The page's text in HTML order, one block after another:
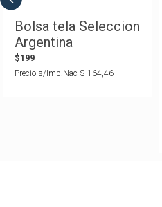
Bolsa tela Seleccion
Argentina
$199
Precio s/Imp.Nac $ 164 46